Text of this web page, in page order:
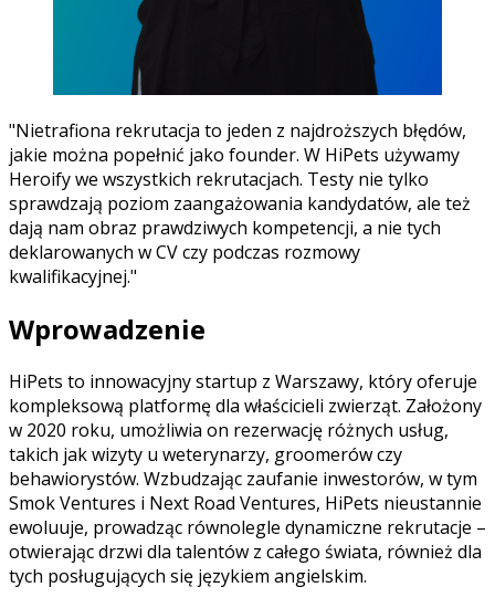
"Nietrafiona rekrutacja to jeden z najdroższych błędów,
jakie można popełnić jako founder. W HiPets używamy
Heroify we wszystkich rekrutacjach. Testy nie tylko
sprawdzają poziom zaangażowania kandydatów, ale też
dają nam obraz prawdziwych kompetencji, a nie tych
deklarowanych w CV czy podczas rozmowy
kwalifikacyjnej."
Wprowadzenie
HiPets to innowacyjny startup z Warszawy, który oferuje
kompleksową platformę dla właścicieli zwierząt. Założony
w 2020 roku, umożliwia on rezerwację różnych usług,
takich jak wizyty u weterynarzy, groomerów czy
behawiorystów. Wzbudzając zaufanie inwestorów, w tym
Smok Ventures i Next Road Ventures, HiPets nieustannie
ewoluuje, prowadząc równolegle dynamiczne rekrutacje –
otwierając drzwi dla talentów z całego świata, również dla
tych posługujących się językiem angielskim.